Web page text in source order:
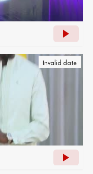
Invalid date